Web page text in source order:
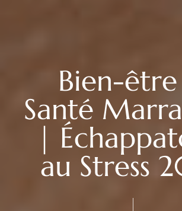
Bien-
Santé
|
au Stress